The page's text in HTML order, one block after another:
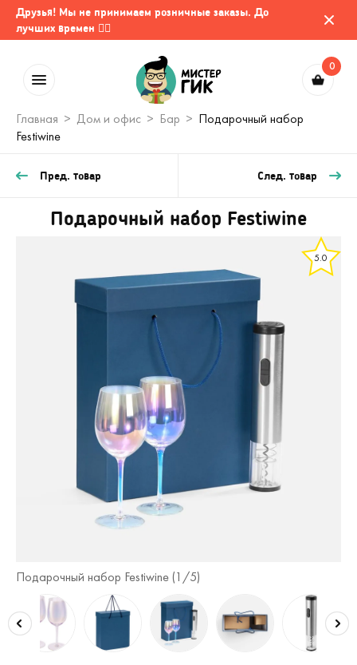
Друзья! Мы не принимаем розничные заказы. До
лучших времен 🤷‍♂️
0
Главная Дом и офис Бар
Подарочный набор
Festiwine
Пред. товар След. товар
Подарочный набор Festiwine
5.0
Подарочный набор Festiwine (1 /5)